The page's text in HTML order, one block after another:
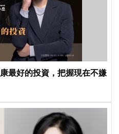
最好的投資，把握現在不嫌